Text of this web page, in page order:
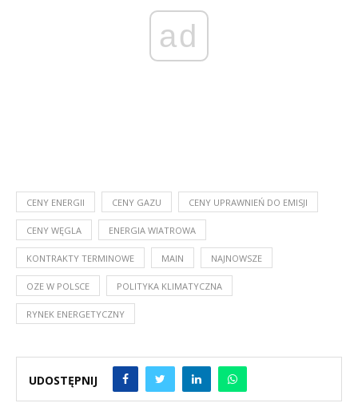
ad
CENY ENERGII CENY GAZU CENY UPRAWNIEŃ DO EMISJI
CENY WĘGLA ENERGIA WIATROWA
KONTRAKTY TERMINOWE MAIN NAJNOWSZE
OZE W POLSCE POLITYKA KLIMATYCZNA
RYNEK ENERGETYCZNY
UDOSTĘPNIJ